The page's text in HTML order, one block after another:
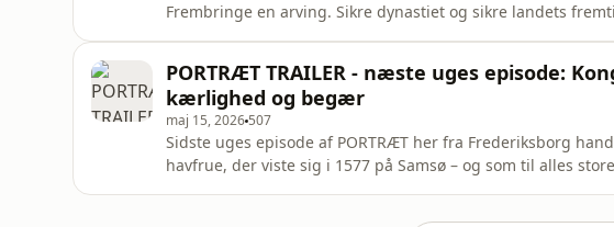
Frembringe en arving. Sikre dynastiet og sikre landets
ska
PORTRÆT TRAILER - næste uges episode:
kærlighed og begær
maj 15, 2026 507
Sidste uges episode af PORTRÆT her fra Frederiksborg
havfrue, der viste sig i 1577 på Samsø – og som til alles